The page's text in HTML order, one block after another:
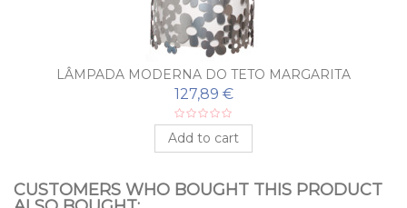
LÂMPADA MODERNA DO TETO MARGARITA
127,89 €
Add to cart
CUSTOMERS WHO BOUGHT THIS PRODUCT